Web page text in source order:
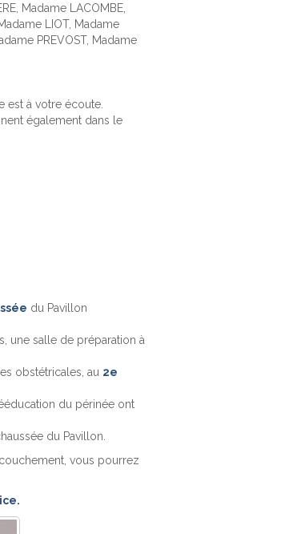
Madame LACOMBE,
LIOT, Madame
PREVOST, Madame
est à votre écoute.
également dans le
du Pavillon
une salle de préparation à
obstétricales, au 2e
du périnée ont
du Pavillon.
vous pourrez